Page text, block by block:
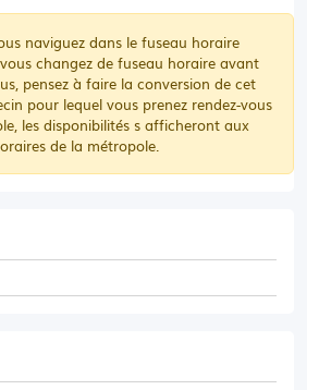
naviguez dans le fuseau horaire
changez de fuseau horaire avant
pensez à faire la conversion de cet
pour lequel vous prenez rendez-vous
les disponibilités s afficheront aux
de la métropole.